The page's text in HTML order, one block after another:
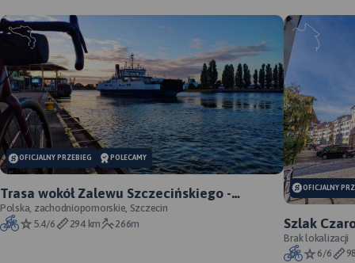
OFICJALNY PRZEBIEG POLECAMY
Trasa wokół Zalewu Szczecińskiego -
oficjalny przebieg szlaku
Polska, zachodniopomorskie, Szczecin
5.4/6
294 km 266m
OFICJALNY
Szlak
Brak lokalizacji
6/6